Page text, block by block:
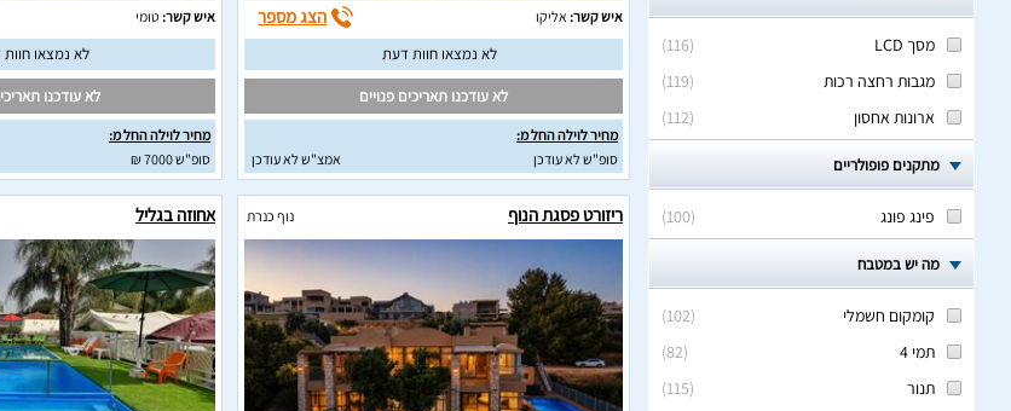
(
116
)
מסך LCD
(
119
)
מגבות רחצה רכות
(
112
) ארונות אחסון
מתקנים פופולריים
(
100
) פינג פונג
מה יש במטבח
(
102
)
קומקום חשמלי
(
82
)
תמי 4
(
115
)
תנור
איש קשר: אליקו הצג מספר
לא נמצאו חוות דעת
לא עודכנו תאריכים פנויים
מחיר לוילה החל מ:
סופ"ש לא עודכן
אמצ"ש לא עודכן
איש קשר: טומי
לא נמצאו
לא עודכנו
מחיר לוילה החל מ:
סופ"ש 7000 ₪
ריזורט פסגת הנוף נוף כנרת אחוזה בגליל